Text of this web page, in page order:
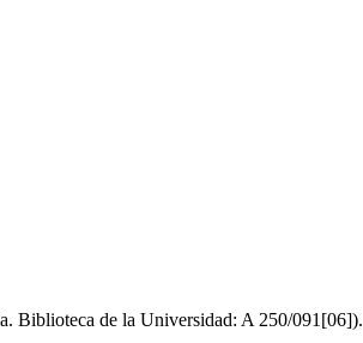
Biblioteca de la Universidad: A 250/091[06]).